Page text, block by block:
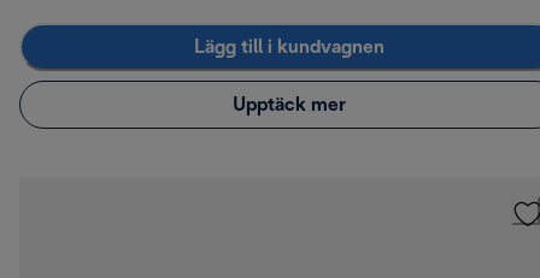
Lägg till i kundvagnen
Upptäck mer